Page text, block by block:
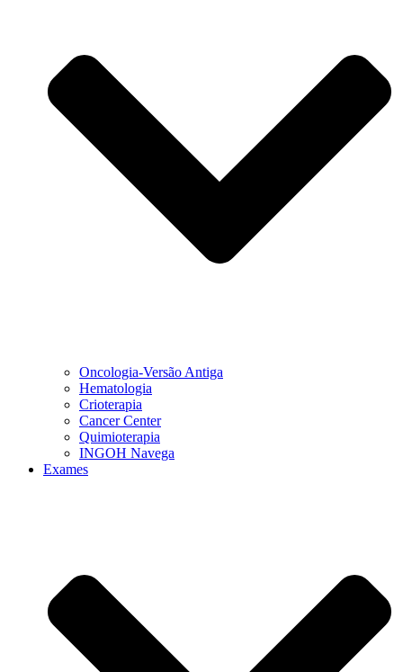
Oncologia-Versão Antiga
Hematologia
Crioterapia
Cancer Center
Quimioterapia
INGOH Navega
Exames